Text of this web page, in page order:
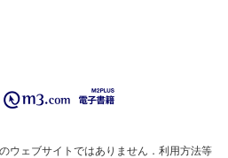
ウェブサイトではありません．利用方法等